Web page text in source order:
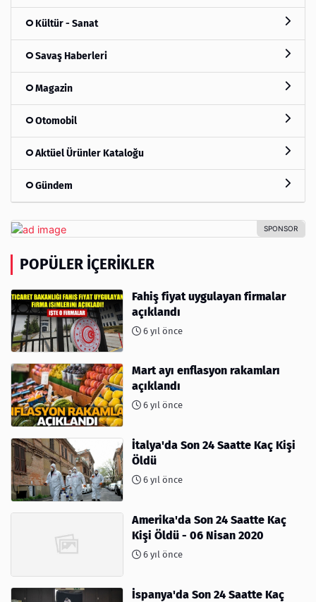
Kültür - Sanat
Savaş Haberleri
Magazin
Otomobil
Aktüel Ürünler Kataloğu
Gündem
POPÜLER İÇERIKLER
Fahiş fiyat uygulayan firmalar
açıklandı
6 yıl önce
Mart ayı enflasyon rakamları
açıklandı
6 yıl önce
İtalya'da Son 24 Saatte Kaç Kişi
Öldü
6 yıl önce
Amerika'da Son 24 Saatte Kaç
Kişi Öldü - 06 Nisan 2020
6 yıl önce
İspanya'da Son 24 Saatte Kaç